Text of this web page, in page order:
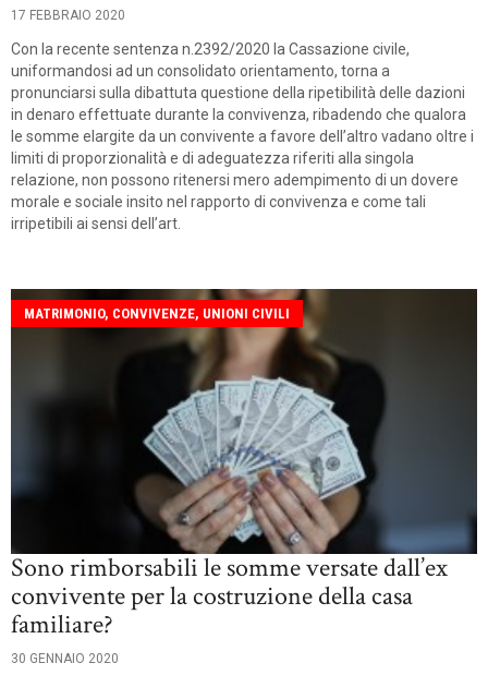
17 FEBBRAIO 2020
Con la recente sentenza n.2392/2020 la Cassazione civile,
uniformandosi ad un consolidato orientamento, torna a
pronunciarsi sulla dibattuta questione della ripetibilità delle dazioni
in denaro effettuate durante la convivenza, ribadendo che qualora
le somme elargite da un convivente a favore dell’altro vadano oltre i
limiti di proporzionalità e di adeguatezza riferiti alla singola
relazione, non possono ritenersi mero adempimento di un dovere
morale e sociale insito nel rapporto di convivenza e come tali
irripetibili ai sensi dell’art.
MATRIMONIO, CONVIVENZE, UNIONI CIVILI
Sono rimborsabili le somme versate dall’ex
convivente per la costruzione della casa
familiare?
30 GENNAIO 2020